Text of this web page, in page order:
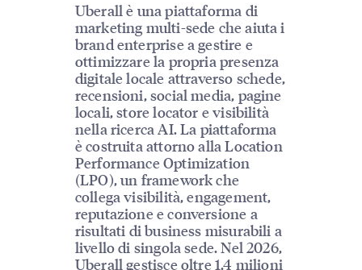
Uberall è una piattaforma di
marketing multi-sede che aiuta i
brand enterprise a gestire e
ottimizzare la propria presenza
digitale locale attraverso schede,
recensioni, social media, pagine
locali, store locator e visibilità
nella ricerca AI. La piattaforma
è costruita attorno alla Location
Performance Optimization
(LPO), un framework che
collega visibilità, engagement,
reputazione e conversione a
risultati di business misurabili a
livello di singola sede. Nel 2026,
Uberall gestisce oltre 1,4 milioni